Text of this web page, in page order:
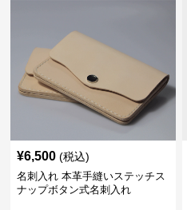
¥6,500 (税込)
名刺入れ 本革手縫いステッチス
ナップボタン式名刺入れ